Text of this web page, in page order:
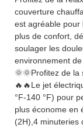
couverture
est agréable pour
plus de confort,
soulager les
environnement
🌞🌞Profitez de
🔥🔥Le jet
°F-140 °F) pour
plus économe en
(2H),4 minuteries